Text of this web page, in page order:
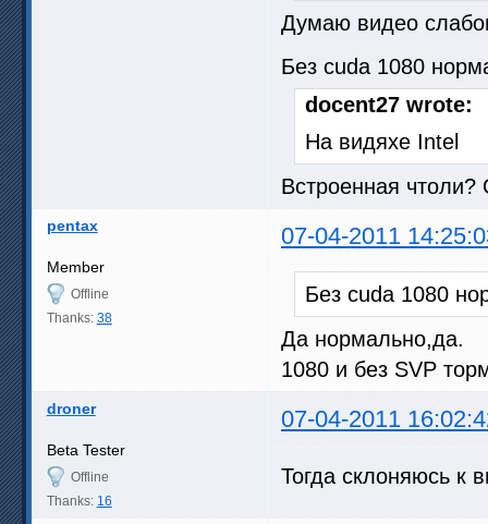
Думаю видео
Без cuda 1080
docent27 wrote:
На видяхе Intel
Встроенная чтоли?
pentax 07-04-2011
Member
Offline
Thanks: 38
Без cuda 1080
Да нормально,да.
1080 и без SVP
droner 07-04-2011
Beta Tester
Offline
Thanks: 16
Тогда склоняюсь к